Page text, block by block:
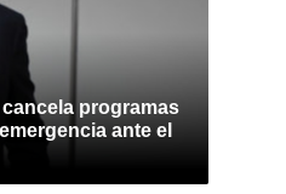
programas
ante el